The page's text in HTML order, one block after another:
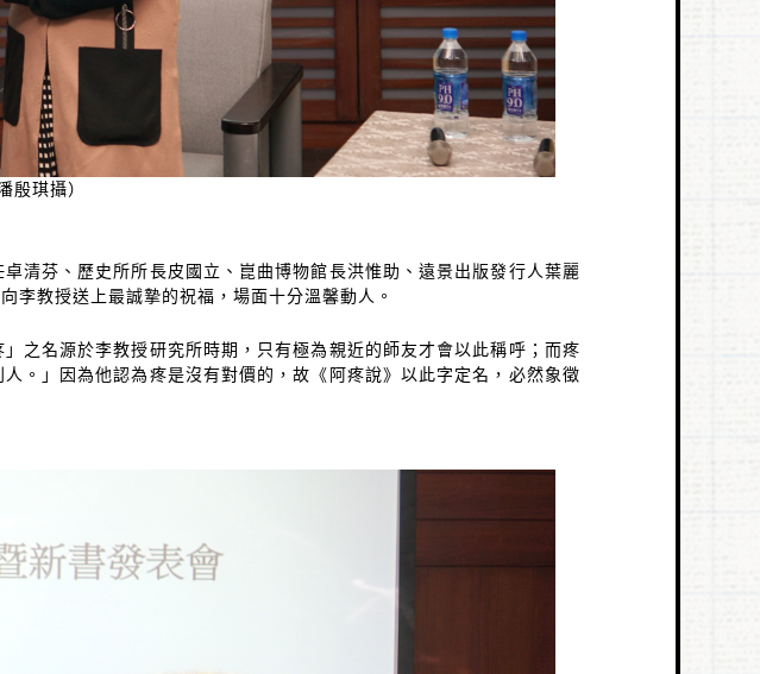
殷琪攝）
清芬、歷史所所長皮國立、崑曲博物館長洪惟助、遠景出版發行人葉麗
李教授送上最誠摯的祝福，場面十分溫馨動人。
之名源於李教授研究所時期，只有極為親近的師友才會以此稱呼；而疼
。」因為他認為疼是沒有對價的，故《阿疼說》以此字定名，必然象徵